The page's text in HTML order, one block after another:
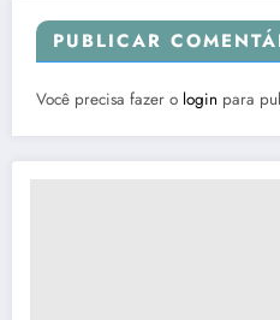
PUBLICAR
Você precisa fazer o login para